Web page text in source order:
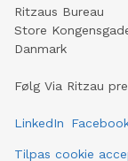
Ritzaus Bureau
Store
Danmark
Følg Via Ritzau
LinkedIn
Tilpas cookie